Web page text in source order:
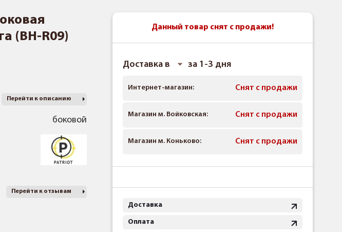
(BH-R09)
Перейти к описанию
боковой
Перейти к отзывам
Данный товар снят с продажи!
Доставка в за 1-3 дня
Интернет-магазин: Снят с продажи
Магазин м. Войковская: Снят с продажи
Магазин м. Коньково: Снят с продажи
Доставка
Оплата